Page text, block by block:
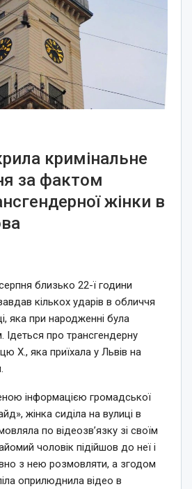
кримінальне
за фактом
жінки в
близько 22-ї години
кількох ударів в обличчя
яка при народженні була
Ідеться про трансгендерну
Х., яка приїхала у Львів на
інформацією громадської
жінка сиділа на вулиці в
по відеозв’язку зі своїм
чоловік підійшов до неї і
з нею розмовляти, а згодом
оприлюднила відео в